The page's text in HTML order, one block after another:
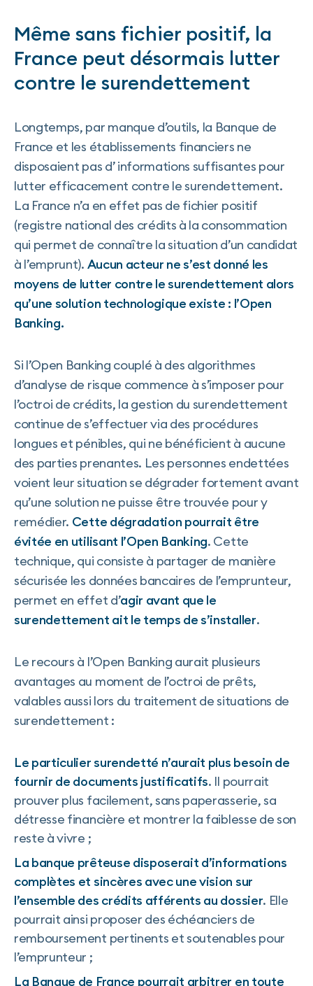
Même sans fichier positif, la
France peut désormais lutter
contre le surendettement
Longtemps, par manque d’outils, la Banque de
France et les établissements financiers ne
disposaient pas d’ informations suffisantes pour
lutter efficacement contre le surendettement.
La France n’a en effet pas de fichier positif
(registre national des crédits à la consommation
qui permet de connaître la situation d’un candidat
à l’emprunt). Aucun acteur ne s’est donné les
moyens de lutter contre le surendettement alors
qu’une solution technologique existe : l’Open
Banking.
Si l’Open Banking couplé à des algorithmes
d’analyse de risque commence à s’imposer pour
l’octroi de crédits, la gestion du surendettement
continue de s’effectuer via des procédures
longues et pénibles, qui ne bénéficient à aucune
des parties prenantes. Les personnes endettées
voient leur situation se dégrader fortement avant
qu’une solution ne puisse être trouvée pour y
remédier. Cette dégradation pourrait être
évitée en utilisant l’Open Banking. Cette
technique, qui consiste à partager de manière
sécurisée les données bancaires de l’emprunteur,
permet en effet d’agir avant que le
surendettement ait le temps de s’installer.
Le recours à l’Open Banking aurait plusieurs
avantages au moment de l’octroi de prêts,
valables aussi lors du traitement de situations de
surendettement :
Le particulier surendetté n’aurait plus besoin de
fournir de documents justificatifs. Il pourrait
prouver plus facilement, sans paperasserie, sa
détresse financière et montrer la faiblesse de son
reste à vivre ;
La banque prêteuse disposerait d’informations
complètes et sincères avec une vision sur
l’ensemble des crédits afférents au dossier. Elle
pourrait ainsi proposer des échéanciers de
remboursement pertinents et soutenables pour
l’emprunteur ;
La Banque de France pourrait arbitrer en toute